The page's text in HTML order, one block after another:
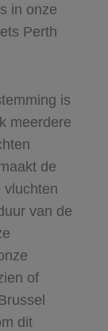
in onze
Perth
is
meerdere
de
vluchten
van de
of
dit